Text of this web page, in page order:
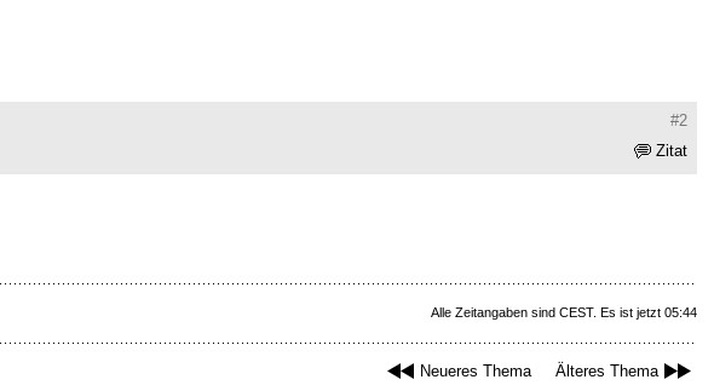
#2
Zitat
Alle Zeitangaben sind CEST. Es ist jetzt 05:44
Neueres Thema Älteres Thema